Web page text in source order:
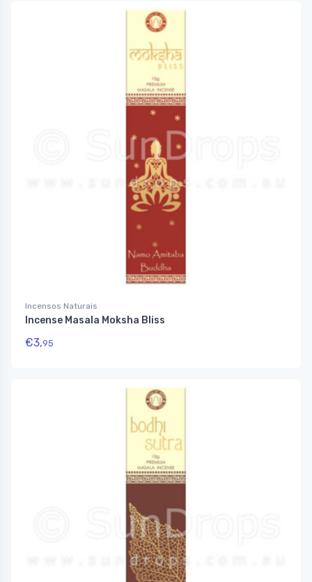
Incensos Naturais
Incense Masala Moksha Bliss
€3,95